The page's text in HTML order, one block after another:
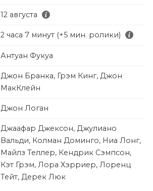
12 августа
2 часа 7 минут (+5 мин. ролики)
Антуан Фукуа
Джон Бранка, Грэм Кинг, Джон
МакКлейн
Джон Логан
Джаафар Джексон, Джулиано
Вальди, Колман Доминго, Ниа Лонг,
Майлз Теллер, Кендрик Сэмпсон,
Кэт Грэм, Лора Хэрриер, Лоренц
Тейт, Дерек Люк